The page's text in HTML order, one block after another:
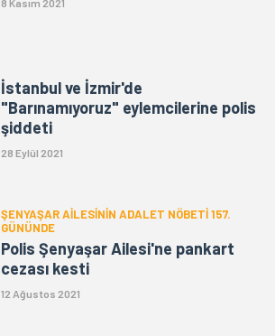
8 Kasım 2021
İstanbul ve İzmir'de
"Barınamıyoruz" eylemcilerine polis
şiddeti
28 Eylül 2021
ŞENYAŞAR AİLESİNİN ADALET NÖBETİ 157.
GÜNÜNDE
Polis Şenyaşar Ailesi'ne pankart
cezası kesti
12 Ağustos 2021